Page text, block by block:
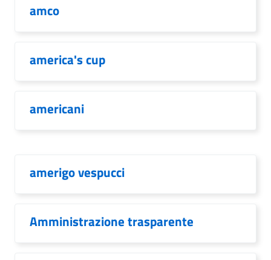
amco
america's cup
americani
amerigo vespucci
Amministrazione trasparente